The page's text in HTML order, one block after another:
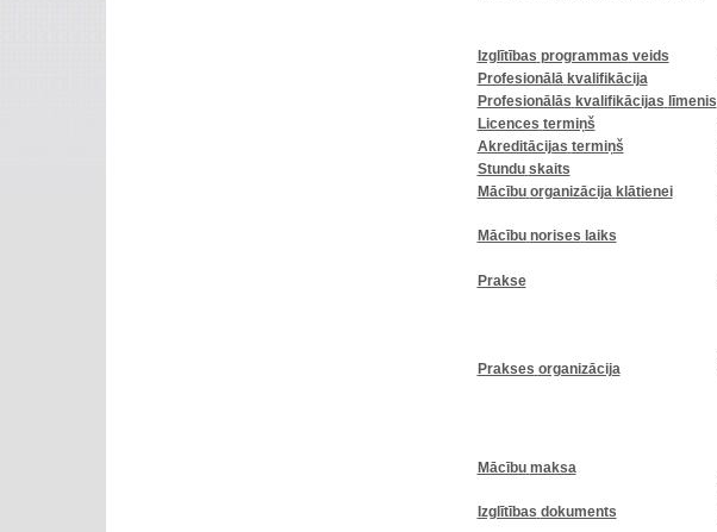
Izglītības programmas veids
Profesionālā kvalifikācija
Profesionālās kvalifikācijas līmenis
Licences termiņš
Akreditācijas termiņš
Stundu skaits
Mācību organizācija klātienei
Mācību norises laiks
Prakse
Prakses organizācija
Mācību maksa
Izglītības dokuments